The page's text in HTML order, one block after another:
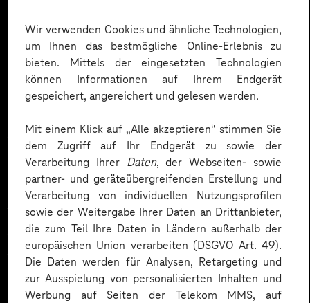
Wir verwenden Cookies und ähnliche Technologien,
um Ihnen das bestmögliche Online-Erlebnis zu
bieten. Mittels der eingesetzten Technologien
können Informationen auf Ihrem Endgerät
gespeichert, angereichert und gelesen werden.
Mit einem Klick auf „Alle akzeptieren“ stimmen Sie
dem Zugriff auf Ihr Endgerät zu sowie der
Verarbeitung Ihrer Daten, der Webseiten- sowie
partner- und geräteübergreifenden Erstellung und
Verarbeitung von individuellen Nutzungsprofilen
sowie der Weitergabe Ihrer Daten an Drittanbieter,
die zum Teil Ihre Daten in Ländern außerhalb der
europäischen Union verarbeiten (DSGVO Art. 49).
Die Daten werden für Analysen, Retargeting und
zur Ausspielung von personalisierten Inhalten und
Werbung auf Seiten der Telekom MMS, auf
Ihnen.
Fordern Sie über das nachfolgende Formular einen
kostenfreien Gesprächstermin an und wir setzen uns
mit Ihnen in Verbindung.
Möchten Sie uns vorab etwas mitteilen, z. B. Ihre
aktuell größte Herausforderung im Kundenservice?
Dann nutzen Sie das Freitextfeld unten im Formular,
um Ihre persönliche Nachricht zu hinterlassen. Gern
können Sie uns in diesem Feld auch schon konkrete
Terminwünsche mitteilen. Nachdem Sie das Formular
ausgefüllt haben, erhalten Sie eine Bestätigung Ihrer
Anfrage per E-Mail.